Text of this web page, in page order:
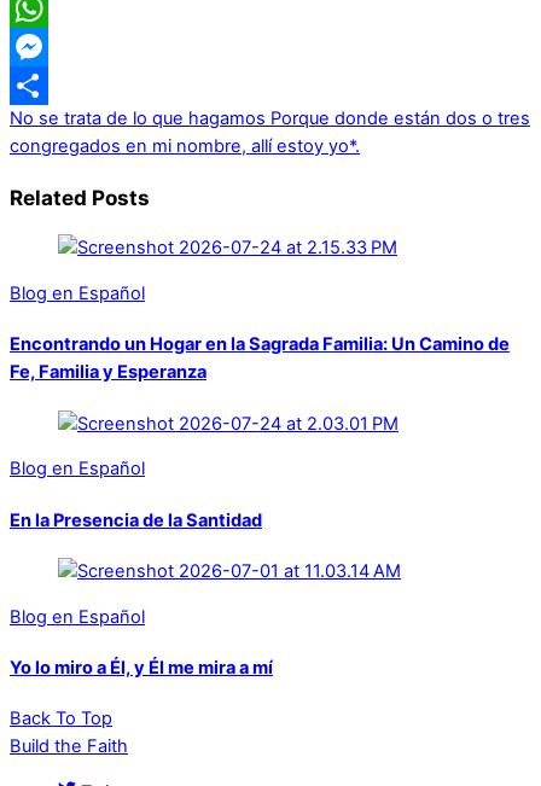
LinkedIn
WhatsApp
Messenger
Share
No se trata de lo que hagamos Porque donde están dos o tres
congregados en mi nombre, allí estoy yo*.
Related Posts
Blog en Español
Encontrando un Hogar en la Sagrada Familia: Un Camino de
Fe, Familia y Esperanza
Blog en Español
En la Presencia de la Santidad
Blog en Español
Yo lo miro a Él, y Él me mira a mí
Back To Top
Build the Faith